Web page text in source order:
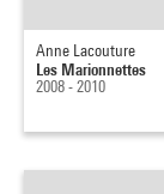
Anne Lacouture
Les Marionnettes
2008 - 2010